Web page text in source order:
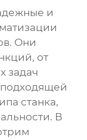
и
Они
от
задач
станка,
В